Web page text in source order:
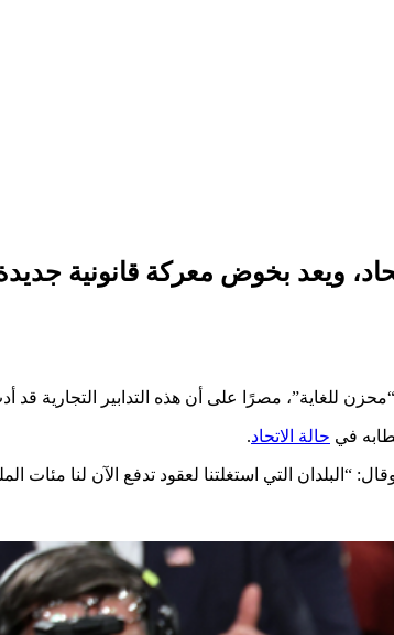
ويعد بخوض معركة قانونية جديدة
للغاية”، مصرًا على أن هذه التدابير التجارية قد
في حالة الاتحاد.
التي استغلتنا لعقود تدفع الآن لنا مئات